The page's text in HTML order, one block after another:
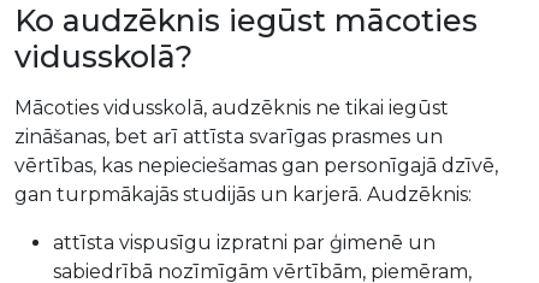
Ko audzēknis iegūst mācoties
vidusskolā?
Mācoties vidusskolā, audzēknis ne tikai iegūst
zināšanas, bet arī attīsta svarīgas prasmes un
vērtības, kas nepieciešamas gan personīgajā dzīvē,
gan turpmākajās studijās un karjerā. Audzēknis:
attīsta vispusīgu izpratni par ģimenē un
sabiedrībā nozīmīgām vērtībām, piemēram,